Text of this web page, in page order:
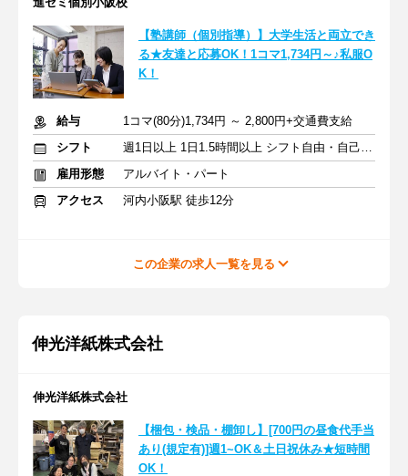
【塾講師（個別指導）】大学生活と両立でき
る★友達と応募OK！1コマ1,734円～♪私服O
K！
給与
1コマ(80分)1,734円 ～ 2,800円+交通費支給
シフト
週1日以上 1日1.5時間以上 シフト自由・自己申告
雇用形態
アルバイト・パート
アクセス
河内小阪駅 徒歩12分
この企業の求人一覧を見る
伸光洋紙株式会社
伸光洋紙株式会社
【梱包・検品・棚卸し】[700円の昼食代手当
あり(規定有)]週1~OK＆土日祝休み★短時間
OK！